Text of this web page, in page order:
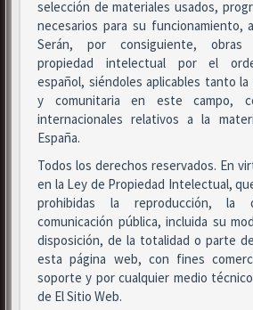
selección de materiales usados,
necesarios para su funcionamiento,
Serán, por consiguiente, obras
propiedad intelectual por el
español, siéndoles aplicables tanto la
y comunitaria en este campo,
internacionales relativos a la
España.
Todos los derechos reservados. En
en la Ley de Propiedad Intelectual,
prohibidas la reproducción, la
comunicación pública, incluida su
disposición, de la totalidad o parte
esta página web, con fines
soporte y por cualquier medio
de El Sitio Web.